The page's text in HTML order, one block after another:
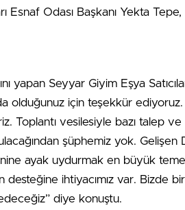
Esnaf Odası Başkanı Yekta
yapan Seyyar Giyim Eşya
olduğunuz için teşekkür ediyoruz.
Toplantı vesilesiyle bazı talep ve
şüphemiz yok. Gelişen
ayak uydurmak en büyük
desteğine ihtiyacımız var. Bizde
diye konuştu.